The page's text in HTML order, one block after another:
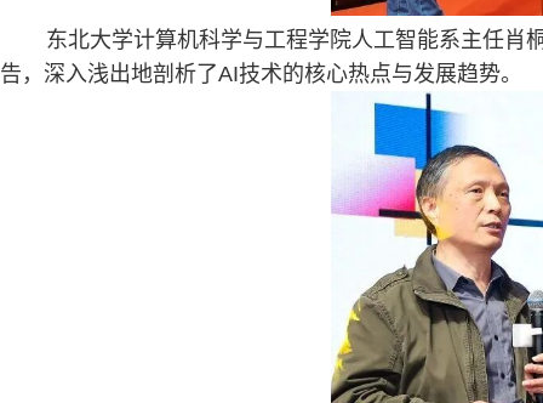
东北大学计算机科学与工程学院人工智能系主任肖
告，深入浅出地剖析了AI技术的核心热点与发展趋势。